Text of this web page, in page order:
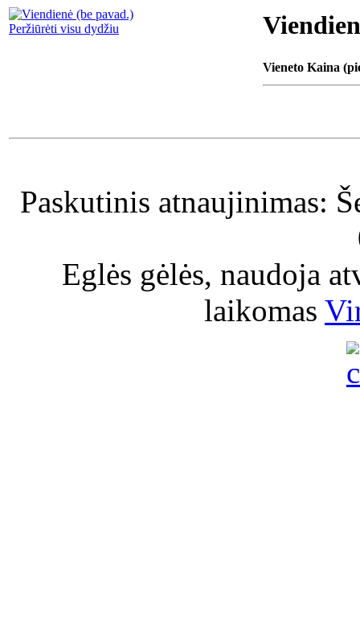
Peržiūrėti visu dydžiu
Vieneto Kaina
Paskutinis atnaujinimas:
Eglės gėlės, naudoja
laikomas